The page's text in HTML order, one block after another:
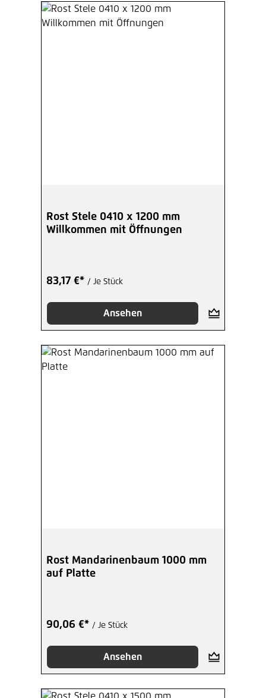
Rost Stele 0410 x 1200 mm
Willkommen mit Öffnungen
83,17 €* / Je Stück
Ansehen
Rost Mandarinenbaum 1000 mm
auf Platte
90,06 €* / Je Stück
Ansehen